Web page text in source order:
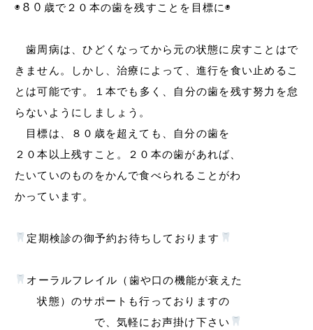
◉８０歳で２０本の歯を残すことを目標に◉
歯周病は、ひどくなってから元の状態に戻すことはで
きません。しかし、治療によって、進行を食い止めるこ
とは可能です。１本でも多く、自分の歯を残す努力を怠
らないようにしましょう。
目標は、８０歳を超えても、自分の歯を
２０本以上残すこと。２０本の歯があれば、
たいていのものをかんで食べられることがわ
かっています。
定期検診の御予約お待ちしております
オーラルフレイル（歯や口の機能が衰えた
状態）のサポートも行っておりますの
で、気軽にお声掛け下さい